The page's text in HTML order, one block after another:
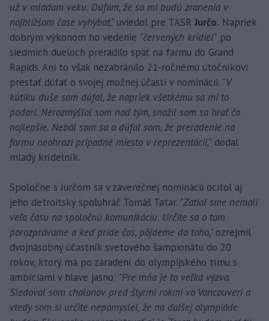
už v mladom veku. Dúfam, že sa mi budú zranenia v
najbližšom čase vyhýbať," uviedol pre TASR Jurčo. Napriek
dobrým výkonom ho vedenie "červených krídiel" po
siedmich dueloch preradilo späť na farmu do Grand
Rapids. Ani to však nezabránilo 21-ročnému útočníkovi
prestať dúfať o svojej možnej účasti v nominácii. "V
kútiku duše som dúfal, že napriek všetkému sa mi to
podarí. Nerozmýšľal som nad tým, snažil som sa hrať čo
najlepšie. Nebál som sa a dúfal som, že preradenie na
farmu neohrozí prípadné miesto v reprezentácii," dodal
mladý krídelník.
Spoločne s Jurčom sa v záverečnej nominácii ocitol aj
jeho detroitský spoluhráč Tomáš Tatar. "Zatiaľ sme nemali
veľa času na spoločnú komunikáciu. Určite sa o tom
porozprávame a keď príde čas, pôjdeme do toho," ozrejmil
dvojnásobný účastník svetového šampionátu do 20
rokov, ktorý má po zaradení do olympijského tímu s
ambíciami v hlave jasno: "Pre mňa je to veľká výzva.
Sledoval som chalanov pred štyrmi rokmi vo Vancouveri a
vtedy som si určite nepomyslel, že na ďalšej olympiáde